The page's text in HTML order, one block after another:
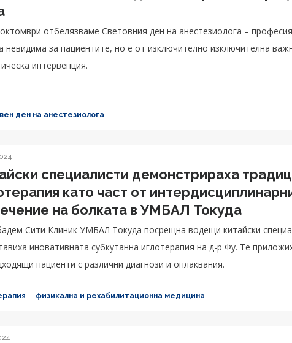
отбелязваме Световния ден на анестезиолога –
невидима за пациентите, но е от изключително изключителна важност
интервенция.
ден на анестезиолога
специалисти демонстрираха
като част от
на болката в УМБАЛ Токуда
Сити Клиник УМБАЛ Токуда посрещна водещи китайски
иновативната субкутанна иглотерапия на д-р Фу. Те
пациенти с различни диагнози и оплаквания.
физикална и рехабилитационна медицина